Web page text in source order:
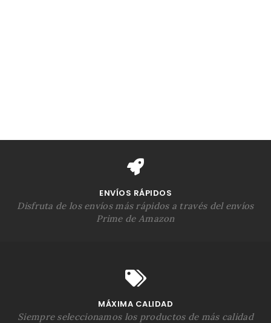
ENVÍOS RÁPIDOS
Disfruta de los envíos más rápidos a través del envíos
Prime de Amazon
MÁXIMA CALIDAD
Siempre seleccionamos los productos de más calidad